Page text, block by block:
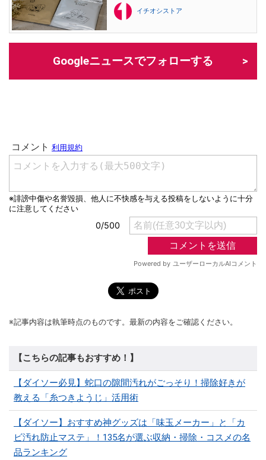
イチオシストア
Googleニュースでフォローする
※記事内容は執筆時点のものです。最新の内容をご確認ください。
【こちらの記事もおすすめ！】
【ダイソー必見】蛇口の隙間汚れがごっそり！掃除好きが
教える「糸つきようじ」活用術
【ダイソー】おすすめ神グッズは「味玉メーカー」と「カ
ビ汚れ防止マステ」！135名が選ぶ収納・掃除・コスメの名
品ランキング